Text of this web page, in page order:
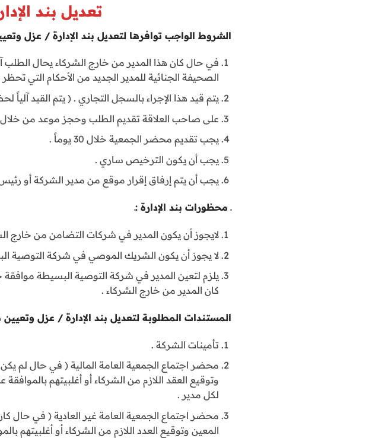
تعديل بند الإدارة (2) عزل
الشروط الواجب توافرها لتعديل بند الإدارة / عزل
في حال كان هذا المدير من خارج الشركاء يحال الطلب
الصحيفة الجنائية للمدير الجديد من الأحكام التي
يتم قيد هذا الإجراء بالسجل التجاري . ( يتم القيد آلياً
على صاحب العلاقة تقديم الطلب وحجز موعد من خلال
يجب تقديم محضر الجمعية خلال 30 يوماً .
يجب أن يكون الترخيص ساري .
يجب أن يتم إرفاق إقرار موقع من مدير الشركة أو
ـ محظورات بند الإدارة :ـ
لايجوز أن يكون المدير في شركات التضامن من خارج
لا يجوز أن يكون الشريك الموصي في شركة التوصية
يلزم لتعين المدير في شركة التوصية البسيطة موافقة
كان المدير من خارج الشركاء .
المستندات المطلوبة لتعديل بند الإدارة / عزل وتعيين
تأمينات الشركة .
محضر اجتماع الجمعية العامة المالية ( في حال لم
وتوقيع العقد اللازم من الشركاء أو أغلبيتهم
لكل مدير .
محضر اجتماع الجمعية العامة غير العادية ( في حال
المعين وتوقيع العدد اللازم من الشركاء أو